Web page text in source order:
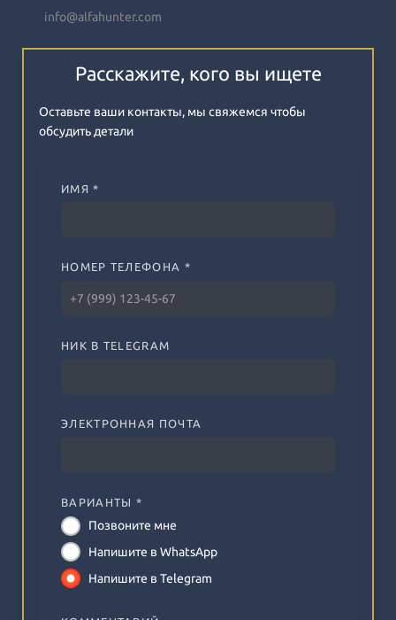
info@alfahunter.com
Расскажите, кого вы ищете
Оставьте ваши контакты, мы свяжемся чтобы
обсудить детали
ИМЯ *
НОМЕР ТЕЛЕФОНА *
НИК В TELEGRAM
ЭЛЕКТРОННАЯ ПОЧТА
ВАРИАНТЫ *
Позвоните мне
Напишите в WhatsApp
Напишите в Telegram